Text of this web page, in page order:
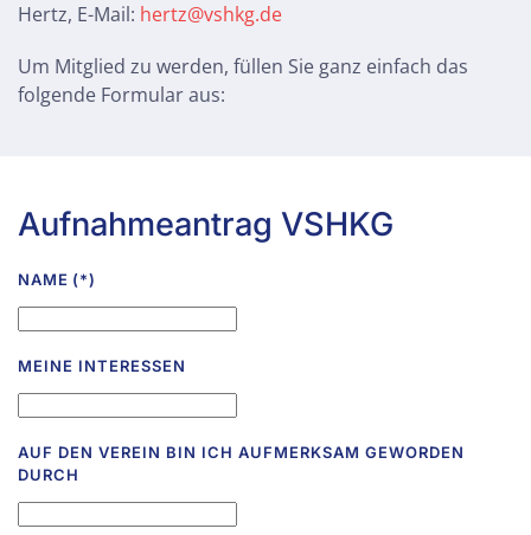
Hertz, E-Mail: hertz@vshkg.de
Um Mitglied zu werden, füllen Sie ganz einfach das
folgende Formular aus:
Aufnahmeantrag VSHKG
NAME (*)
MEINE INTERESSEN
AUF DEN VEREIN BIN ICH AUFMERKSAM GEWORDEN
DURCH